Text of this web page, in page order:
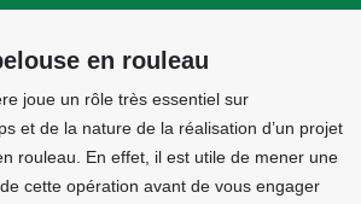
en rouleau
joue un rôle très essentiel sur
et de la nature de la réalisation d’un projet
rouleau. En effet, il est utile de mener une
cette opération avant de vous engager